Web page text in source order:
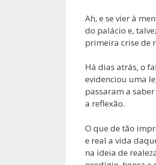
Ah, e se vier à
do palácio e,
primeira crise de
Há dias atrás, o
evidenciou uma
passaram a
a reflexão.
O que de tão
e real a vida
na ideia de